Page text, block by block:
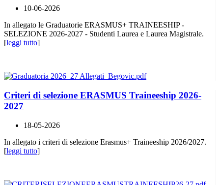
10-06-2026
In allegato le Graduatorie ERASMUS+ TRAINEESHIP -
SELEZIONE 2026-2027 - Studenti Laurea e Laurea Magistrale.
[leggi tutto]
Criteri di selezione ERASMUS Traineeship 2026-
2027
18-05-2026
In allegato i criteri di selezione Erasmus+ Traineeship 2026/2027.
[leggi tutto]